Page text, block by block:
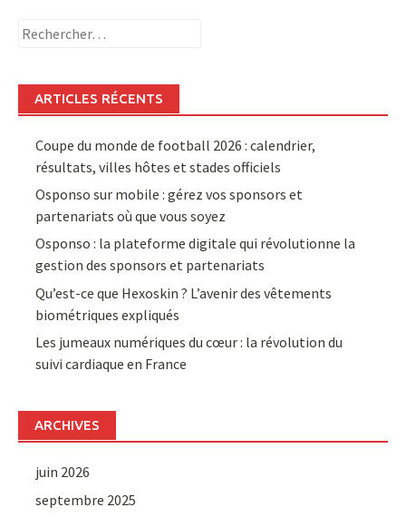
Rechercher :
ARTICLES RÉCENTS
Coupe du monde de football 2026 : calendrier,
résultats, villes hôtes et stades officiels
Osponso sur mobile : gérez vos sponsors et
partenariats où que vous soyez
Osponso : la plateforme digitale qui révolutionne la
gestion des sponsors et partenariats
Qu’est-ce que Hexoskin ? L’avenir des vêtements
biométriques expliqués
Les jumeaux numériques du cœur : la révolution du
suivi cardiaque en France
ARCHIVES
juin 2026
septembre 2025